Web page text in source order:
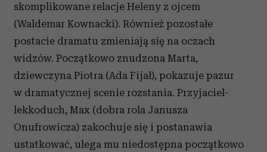
skomplikowane relacje Heleny z ojcem
(Waldemar Kownacki). Również pozostałe
postacie dramatu zmieniają się na oczach
widzów. Początkowo znudzona Marta,
dziewczyna Piotra (Ada Fijał), pokazuje pazur
w dramatycznej scenie rozstania. Przyjaciel-
lekkoduch, Max (dobra rola Janusza
Onufrowicza) zakochuje się i postanawia
ustatkować, ulega mu niedostępna początkowo